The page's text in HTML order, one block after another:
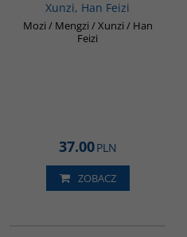
Xunzi, Han Feizi
Mozi / Mengzi / Xunzi / Han
Feizi
37.00PLN
ZOBACZ